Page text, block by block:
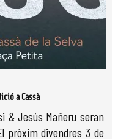
a Cassà
& Jesús Mañeru seran
pròxim divendres 3 de